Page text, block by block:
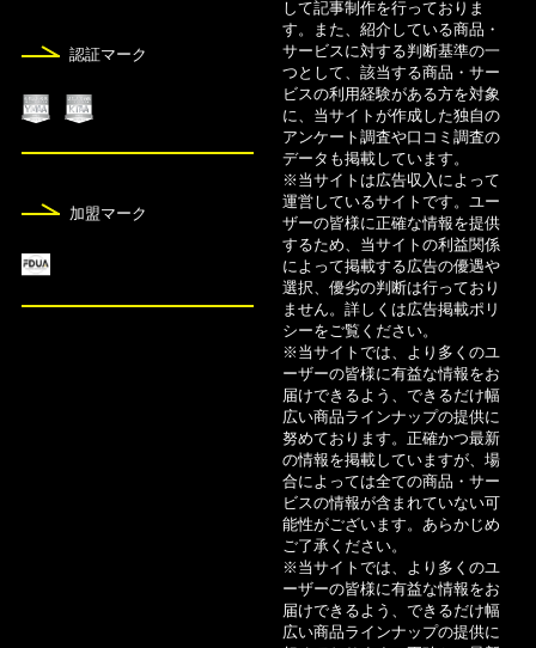
FX口座9社のスワップポイント比較ランキング【2
8月7日
【2026年8月】FXのキャンペーン・キャッシュバ
ックおすすめ比較一覧
8月5日
カードローンおすすめ24社人気ランキング！金利
比較【2026年版】
コストコで使えるクレジットカードおすすめ11
選！即日発行可能なカードも紹介
審査の甘いカードローンは？即日融資におすすめ1
して記事制作を行っておりま
す。また、紹介している商品・
サービスに対する判断基準の一
つとして、該当する商品・サー
ビスの利用経験がある方を対象
に、当サイトが作成した独自の
アンケート調査や口コミ調査の
データも掲載しています。
※当サイトは広告収入によって
運営しているサイトです。ユー
ザーの皆様に正確な情報を提供
するため、当サイトの利益関係
によって掲載する広告の優遇や
選択、優劣の判断は行っており
ません。詳しくは広告掲載ポリ
シーをご覧ください。
※当サイトでは、より多くのユ
ーザーの皆様に有益な情報をお
届けできるよう、できるだけ幅
広い商品ラインナップの提供に
努めております。正確かつ最新
の情報を掲載していますが、場
合によっては全ての商品・サー
ビスの情報が含まれていない可
能性がございます。あらかじめ
ご了承ください。
※当サイトでは、より多くのユ
ーザーの皆様に有益な情報をお
届けできるよう、できるだけ幅
広い商品ラインナップの提供に
認証マーク
加盟マーク